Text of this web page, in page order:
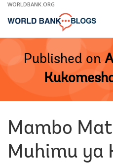
Skip
Main
WORLDBANK.ORG
Published on
Mambo
Muhimu ya